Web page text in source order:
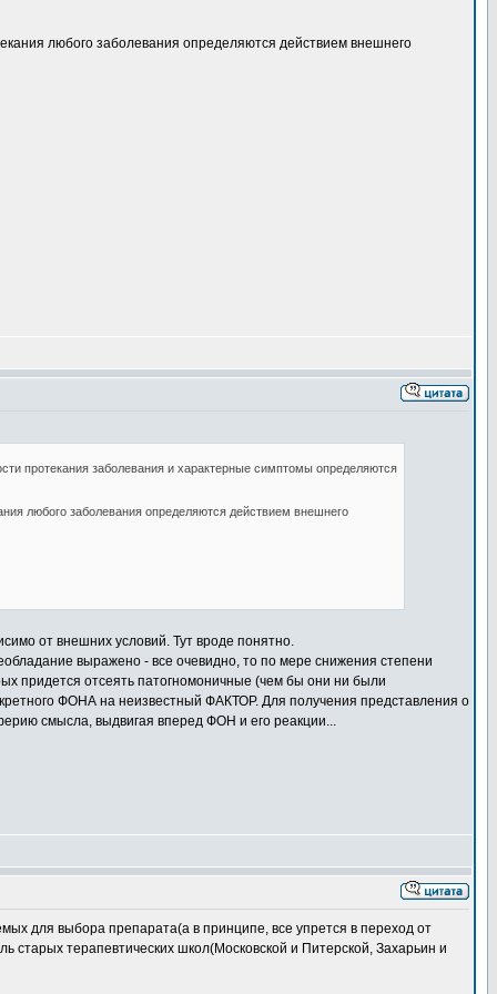
любого заболевания определяются действием внешнего
протекания заболевания и характерные симптомы определяются
любого заболевания определяются действием внешнего
от внешних условий. Тут вроде понятно.
выражено - все очевидно, то по мере снижения степени
придется отсеять патогномоничные (чем бы они ни были
ФОНА на неизвестный ФАКТОР. Для получения представления о
смысла, выдвигая вперед ФОН и его реакции...
для выбора препарата(а в принципе, все упрется в переход от
старых терапевтических школ(Московской и Питерской, Захарьин и